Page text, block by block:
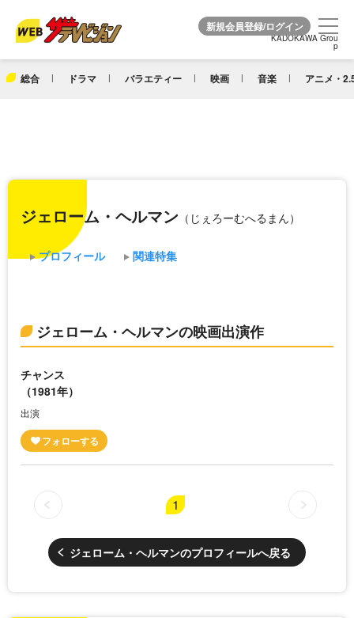
KADOKAWA Grou
p
総合 ドラマ バラエティー 映画 音楽 アニメ・
KADOKAWA Grou
p
ジェローム・ヘルマン （じぇろーむへるまん）
プロフィール 関連特集
ジェローム・ヘルマンの映画出演作
チャンス
（1981年）
出演
1
ジェローム・ヘルマンのプロフィールへ戻る